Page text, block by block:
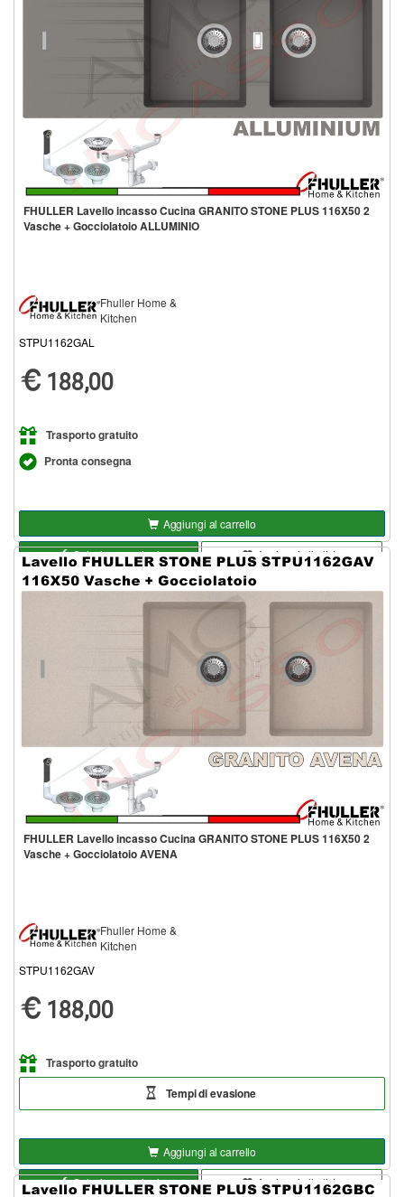
FHULLER Lavello incasso Cucina GRANITO STONE PLUS 116X50 2
Vasche + Gocciolatoio ALLUMINIO
Fhuller Home &
Kitchen
STPU1162GAL
188,00
Trasporto gratuito
Pronta consegna
Aggiungi al carrello
Seleziona opzioni
Aggiungi alla lista
FHULLER Lavello incasso Cucina GRANITO STONE PLUS 116X50 2
Vasche + Gocciolatoio AVENA
Fhuller Home &
Kitchen
STPU1162GAV
188,00
Trasporto gratuito
Tempi di evasione
Aggiungi al carrello
Seleziona opzioni
Aggiungi alla lista